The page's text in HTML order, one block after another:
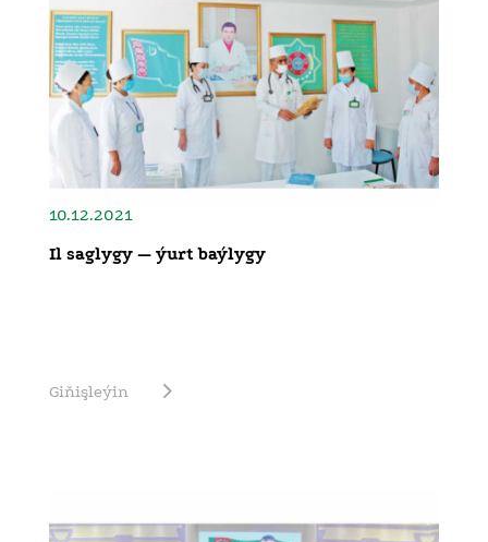
10.12.2021
Il saglygy — ýurt baýlygy
Giňişleýin